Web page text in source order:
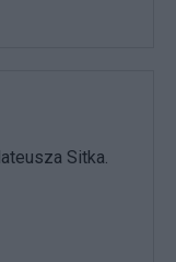
Sitka.